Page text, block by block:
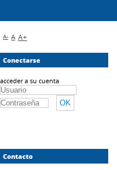
A- A A+
Conectarse
acceder a su cuenta
Contacto